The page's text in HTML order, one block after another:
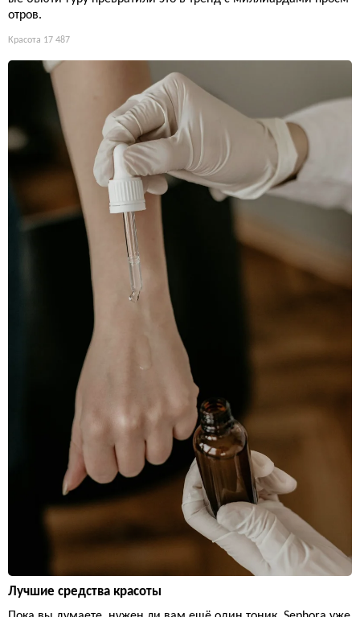
отров.
Красота 17 487
Лучшие средства красоты